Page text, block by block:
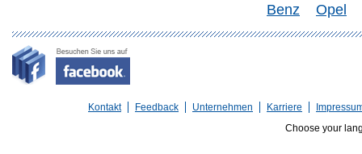
Benz
Opel
Kontakt Feedback Unternehmen Karriere
Choose your